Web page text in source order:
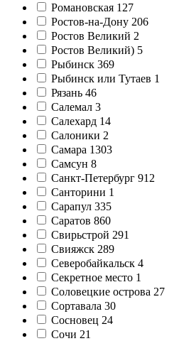
Романовская 127
Ростов-на-Дону 206
Ростов Великий 2
Ростов Великий) 5
Рыбинск 369
Рыбинск или Тутаев 1
Рязань 46
Салемал 3
Салехард 14
Салоники 2
Самара 1303
Самсун 8
Санкт-Петербург 912
Санторини 1
Сарапул 335
Саратов 860
Свирьстрой 291
Свияжск 289
Северобайкальск 4
Секретное место 1
Соловецкие острова 27
Сортавала 30
Сосновец 24
Сочи 21